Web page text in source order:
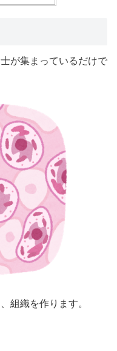
が集まっているだけで
組織を作ります。